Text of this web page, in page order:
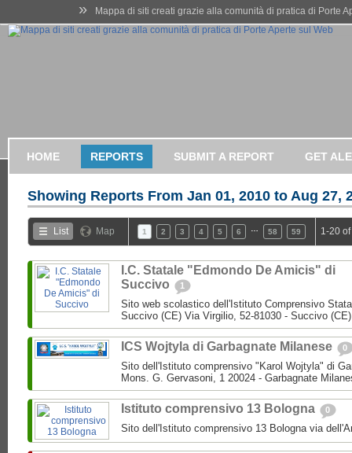
» Mappa di siti creati grazie alla comunità di pratica di Porte
HOME REPORTS SUBMIT A REPORT GET
Showing Reports From Jan 01, 2010 to Aug 27,
List Map 1 2 3 4 5 6 58 59 1-20
I.C. Statale "Edmondo De Amicis" di
Succivo
1
Sito web scolastico dell'Istituto Comprensivo
Succivo (CE) Via Virgilio, 52-81030 - Succivo
ICS Wojtyla di Garbagnate Milanese 0
Sito dell'Istituto comprensivo "Karol Wojtyla" di
Mons. G. Gervasoni, 1 20024 - Garbagnate
Istituto comprensivo 13 Bologna 0
Sito dell'Istituto comprensivo 13 Bologna via